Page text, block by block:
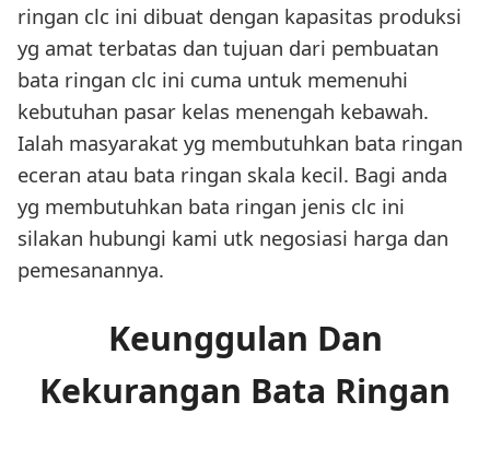
ringan clc ini dibuat dengan kapasitas produksi
yg amat terbatas dan tujuan dari pembuatan
bata ringan clc ini cuma untuk memenuhi
kebutuhan pasar kelas menengah kebawah.
Ialah masyarakat yg membutuhkan bata ringan
eceran atau bata ringan skala kecil. Bagi anda
yg membutuhkan bata ringan jenis clc ini
silakan hubungi kami utk negosiasi harga dan
pemesanannya.
Keunggulan Dan
Kekurangan Bata Ringan